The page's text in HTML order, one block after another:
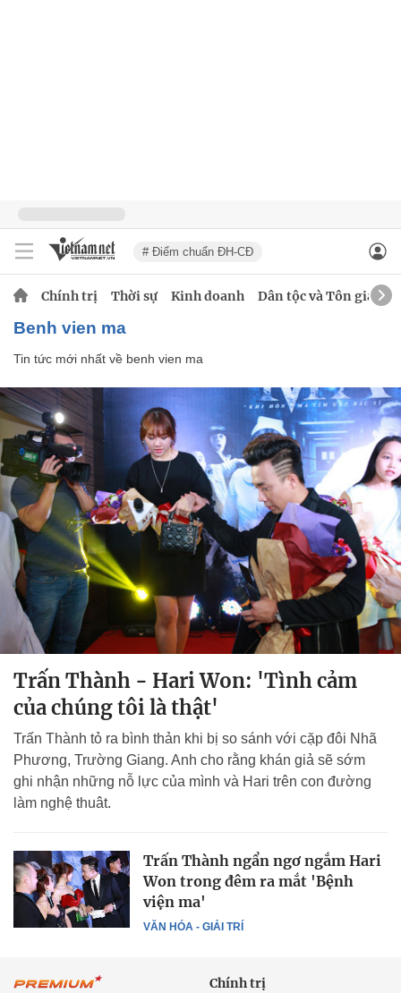
# Điểm chuẩn ĐH-CĐ
Chính trị Thời sự Kinh doanh Dân tộc và Tôn giáo
benh vien ma
Tin tức mới nhất về benh vien ma
Trấn Thành - Hari Won: 'Tình cảm
của chúng tôi là thật'
Trấn Thành tỏ ra bình thản khi bị so sánh với cặp đôi Nhã
Phương, Trường Giang. Anh cho rằng khán giả sẽ sớm
ghi nhận những nỗ lực của mình và Hari trên con đường
làm nghệ thuât.
VĂN HÓA - GIẢI TRÍ
Trấn Thành ngẩn ngơ ngắm Hari
Won trong đêm ra mắt 'Bệnh
viện ma'
Chính trị